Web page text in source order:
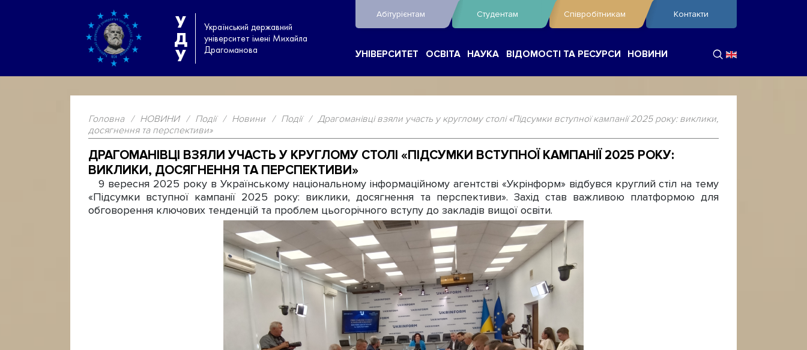
У
Д
У
Український державний
університет імені Михайла
Драгоманова
Абітурієнтам Студентам Співробітникам Контакти
УНІВЕРСИТЕТ ОСВІТА НАУКА ВІДОМОСТІ ТА РЕСУРСИ НОВИНИ
Головна / НОВИНИ / Події / Новини / Події / Драгоманівці взяли участь у круглому столі «Підсумки вступної кампанії 2025 року: виклики,
досягнення та перспективи»
ДРАГОМАНІВЦІ ВЗЯЛИ УЧАСТЬ У КРУГЛОМУ СТОЛІ «ПІДСУМКИ ВСТУПНОЇ КАМПАНІЇ 2025 РОКУ:
ВИКЛИКИ, ДОСЯГНЕННЯ ТА ПЕРСПЕКТИВИ»
9 вересня 2025 року в Українському національному інформаційному агентстві «Укрінформ» відбувся круглий стіл на тему
«Підсумки вступної кампанії 2025 року: виклики, досягнення та перспективи». Захід став важливою платформою для
обговорення ключових тенденцій та проблем цьогорічного вступу до закладів вищої освіти.